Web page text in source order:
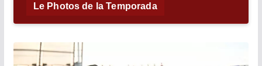
Le Photos de la Temporada